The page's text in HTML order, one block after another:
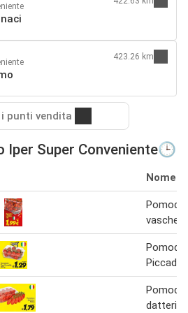
423.26 km
punti vendita
Iper Super Conveniente🕒
Nome